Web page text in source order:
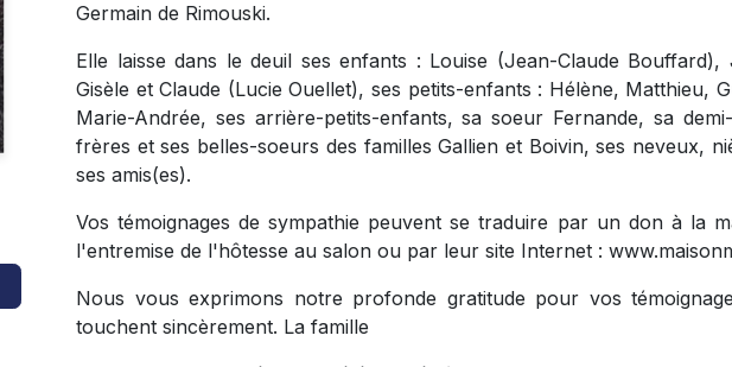
Germain de Rimouski.
Elle laisse dans le deuil ses enfants : Louise (Jean-Claude
Gisèle et Claude (Lucie Ouellet), ses petits-enfants : Hélène, Matthieu,
Marie-Andrée, ses arrière-petits-enfants, sa soeur Fernande, sa
frères et ses belles-soeurs des familles Gallien et Boivin, ses neveux,
ses amis(es).
Vos témoignages de sympathie peuvent se traduire par un don à la
l'entremise de l'hôtesse au salon ou par leur site Internet :
Nous vous exprimons notre profonde gratitude pour vos
touchent sincèrement. La famille